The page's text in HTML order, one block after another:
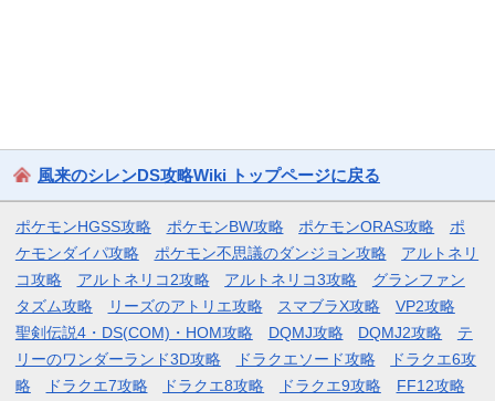
風来のシレンDS攻略Wiki トップページに戻る
ポケモンHGSS攻略 ポケモンBW攻略 ポケモンORAS攻略
ポ
ケモンダイパ攻略
ポケモン不思議のダンジョン攻略
アルトネリ
コ攻略
アルトネリコ2攻略 アルトネリコ3攻略
グランファン
タズム攻略
リーズのアトリエ攻略 スマブラX攻略
VP2攻略
聖剣伝説4・DS(COM)・HOM攻略
DQMJ攻略 DQMJ2攻略
テ
リーのワンダーランド3D攻略
ドラクエソード攻略
ドラクエ6攻
略
ドラクエ7攻略 ドラクエ8攻略 ドラクエ9攻略 FF12攻略